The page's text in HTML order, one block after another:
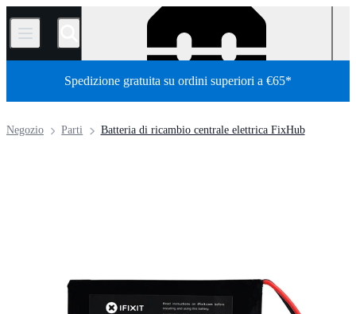
/
Spedizione gratuita su ordini superiori a €65*
Batteria di ricambio centrale elettrica FixHub
Parti
Negozio